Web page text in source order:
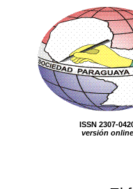
ISSN 2307-
versión online